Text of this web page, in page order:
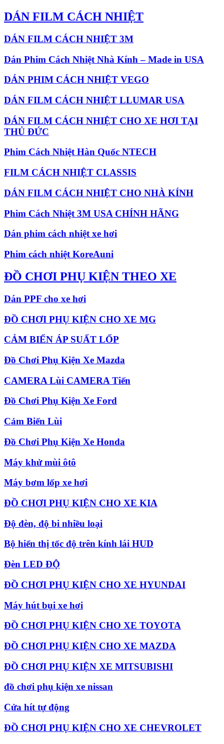
DÁN FILM CÁCH NHIỆT
DÁN FILM CÁCH NHIỆT 3M
Dán Phim Cách Nhiệt Nhà Kính – Made in USA
DÁN PHIM CÁCH NHIỆT VEGO
DÁN FILM CÁCH NHIỆT LLUMAR USA
DÁN FILM CÁCH NHIỆT CHO XE HƠI TẠI
THỦ ĐỨC
Phim Cách Nhiệt Hàn Quốc NTECH
FILM CÁCH NHIỆT CLASSIS
DÁN FILM CÁCH NHIỆT CHO NHÀ KÍNH
Phim Cách Nhiệt 3M USA CHÍNH HÃNG
Dán phim cách nhiệt xe hơi
Phim cách nhiệt KoreAuni
ĐỒ CHƠI PHỤ KIỆN THEO XE
Dán PPF cho xe hơi
ĐỒ CHƠI PHỤ KIỆN CHO XE MG
CẢM BIẾN ÁP SUẤT LỐP
Đồ Chơi Phụ Kiện Xe Mazda
CAMERA Lùi CAMERA Tiến
Đồ Chơi Phụ Kiện Xe Ford
Cảm Biến Lùi
Đồ Chơi Phụ Kiện Xe Honda
Máy khử mùi ôtô
Máy bơm lốp xe hơi
ĐỒ CHƠI PHỤ KIỆN CHO XE KIA
Độ đèn, độ bi nhiều loại
Bộ hiển thị tốc độ trên kính lái HUD
Đèn LED ĐỘ
ĐỒ CHƠI PHỤ KIỆN CHO XE HYUNDAI
Máy hút bụi xe hơi
ĐỒ CHƠI PHỤ KIỆN CHO XE TOYOTA
ĐỒ CHƠI PHỤ KIỆN CHO XE MAZDA
ĐỒ CHƠI PHỤ KIỆN XE MITSUBISHI
đồ chơi phụ kiện xe nissan
Cửa hít tự động
ĐỒ CHƠI PHỤ KIỆN CHO XE CHEVROLET